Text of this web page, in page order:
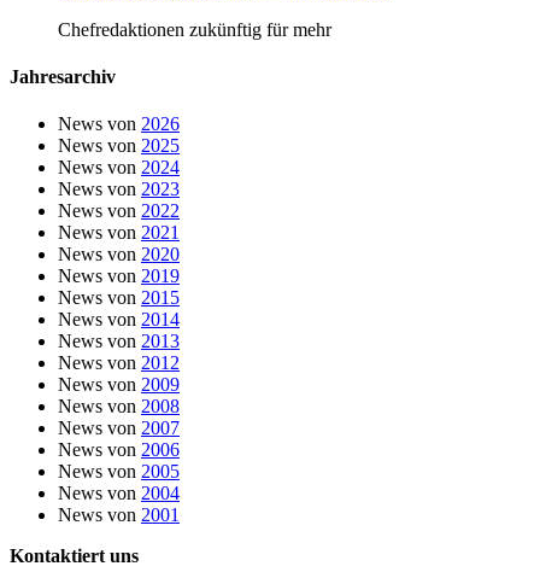
Chefredaktionen zukünftig für mehr
Jahresarchiv
News von 2026
News von 2025
News von 2024
News von 2023
News von 2022
News von 2021
News von 2020
News von 2019
News von 2015
News von 2014
News von 2013
News von 2012
News von 2009
News von 2008
News von 2007
News von 2006
News von 2005
News von 2004
News von 2001
Kontaktiert uns